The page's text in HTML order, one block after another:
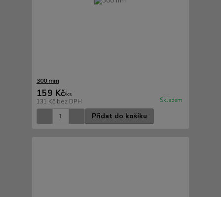
300 mm
159 Kč/ks
131 Kč bez DPH Skladem
Přidat do košíku